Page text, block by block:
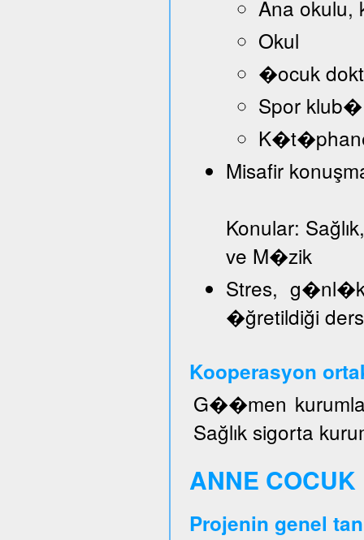
Ana okulu,
Okul
�ocuk
Spor klub�
Misafir
Konular:
ve M�zik
Stres, g�nl�k
�ğretildiği
Kooperasyon
G��men
Sağlık sigorta
ANNE COCUK
Projenin genel